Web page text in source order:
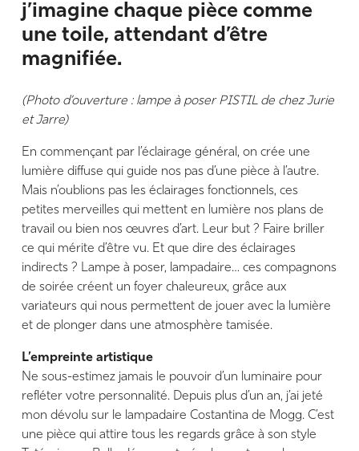
j’imagine chaque pièce comme
une toile, attendant d’être
magnifiée.
(Photo d’ouverture : lampe à poser PISTIL de chez Jurie
et Jarre)
En commençant par l’éclairage général, on crée une
lumière diffuse qui guide nos pas d’une pièce à l’autre.
Mais n’oublions pas les éclairages fonctionnels, ces
petites merveilles qui mettent en lumière nos plans de
travail ou bien nos œuvres d’art. Leur but ? Faire briller
ce qui mérite d’être vu. Et que dire des éclairages
indirects ? Lampe à poser, lampadaire… ces compagnons
de soirée créent un foyer chaleureux, grâce aux
variateurs qui nous permettent de jouer avec la lumière
et de plonger dans une atmosphère tamisée.
L’empreinte artistique
Ne sous-estimez jamais le pouvoir d’un luminaire pour
refléter votre personnalité. Depuis plus d’un an, j’ai jeté
mon dévolu sur le lampadaire Costantina de Mogg. C’est
une pièce qui attire tous les regards grâce à son style